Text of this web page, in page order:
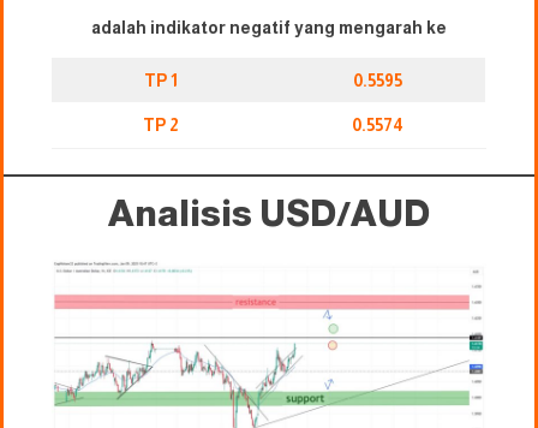
adalah indikator negatif yang mengarah ke
TP 1 0.5595
TP 2 0.5574
Analisis USD/AUD